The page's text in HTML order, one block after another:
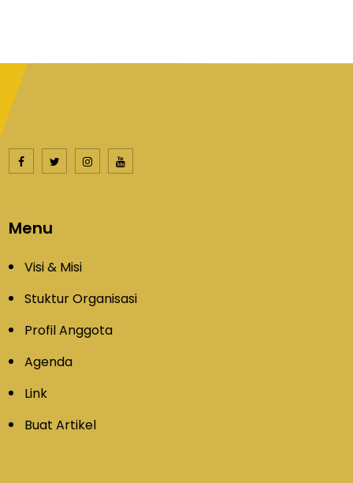
Menu
Visi & Misi
Stuktur Organisasi
Profil Anggota
Agenda
Link
Buat Artikel